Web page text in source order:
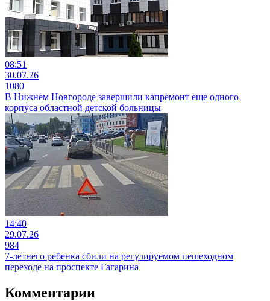
08:51
30.07.26
1080
В Нижнем Новгороде завершили капремонт еще одного
корпуса областной детской больницы
14:40
29.07.26
984
7-летнего ребенка сбили на регулируемом пешеходном
переходе на проспекте Гагарина
Комментарии